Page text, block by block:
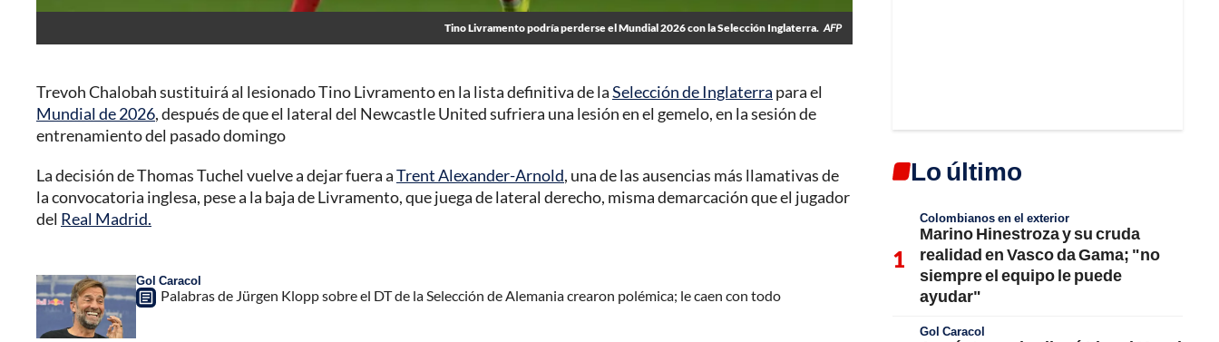
Tino Livramento podría perderse el Mundial 2026 con la Selección Inglaterra. AFP
Trevoh Chalobah sustituirá al lesionado Tino Livramento en la lista definitiva de laSelección de Inglaterra para el
Mundial de 2026, después de que el lateral del Newcastle United sufriera una lesión en el gemelo, en la sesión de
entrenamiento del pasado domingo
La decisión de Thomas Tuchel vuelve a dejar fuera aTrent Alexander-Arnold, una de las ausencias más llamativas de
la convocatoria inglesa, pese a la baja de Livramento, que juega de lateral derecho, misma demarcación que el jugador
del Real Madrid.
Gol Caracol
Palabras de Jürgen Klopp sobre el DT de la Selección de Alemania crearon polémica; le caen con todo
Lo último
Colombianos en el exterior
Marino Hinestroza y su cruda
realidad en Vasco da Gama; "no
siempre el equipo le puede
ayudar"
Gol Caracol